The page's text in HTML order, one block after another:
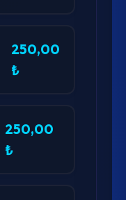
250,00
₺
250,00
₺